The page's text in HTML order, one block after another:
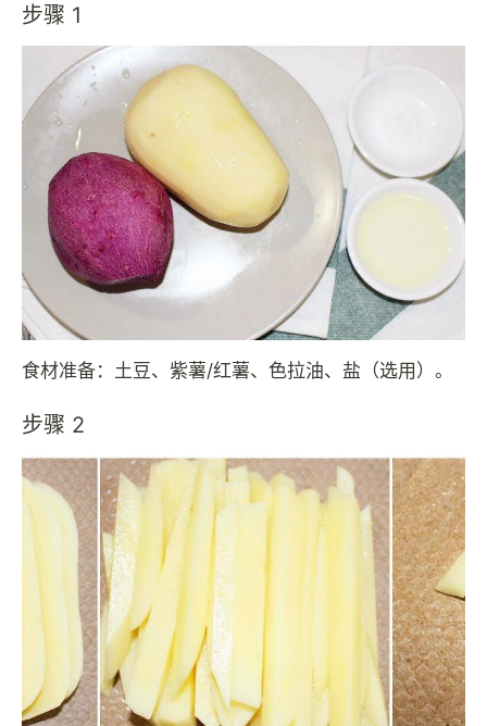
步骤 1
食材准备：土豆、紫薯/红薯、色拉油、盐（选用）。
步骤 2